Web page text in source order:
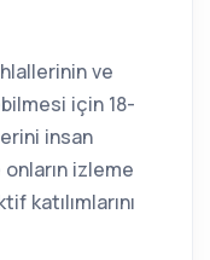
ve
için 18-
insan
izleme
katılımlarını